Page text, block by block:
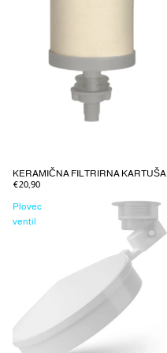
KERAMIČNA FILTRIRNA KARTUŠA
€20,90
Plovec
ventil